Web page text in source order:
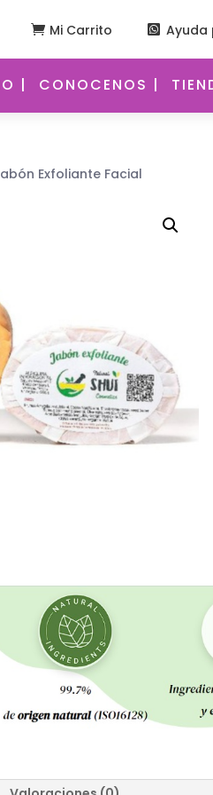
 Mi Carrito  Ayuda
| CONOCENOS |
Exfoliante Facial